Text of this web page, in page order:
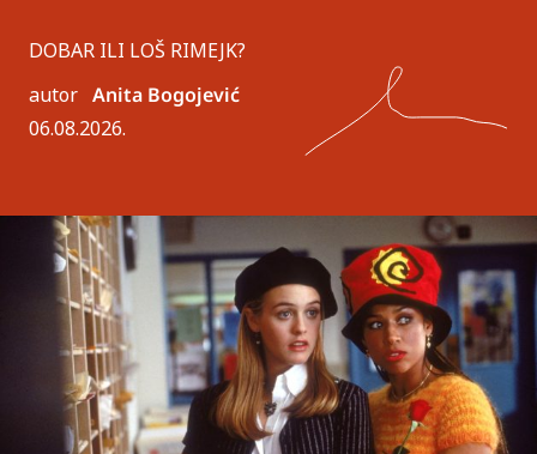
DOBAR ILI LOŠ RIMEJK?
autor Anita Bogojević
06.08.2026.